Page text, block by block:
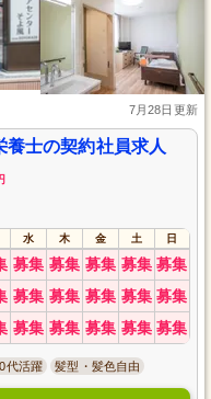
7月28日更新
士の契約社員求人
水 木 金 土 日
募集 募集 募集 募集 募集
募集 募集 募集 募集 募集
募集 募集 募集 募集 募集
代活躍 髪型・髪色自由